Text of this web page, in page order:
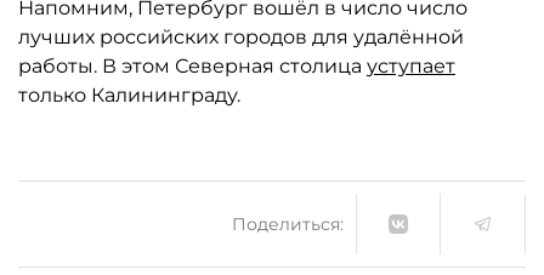
Напомним, Петербург вошёл в число число
лучших российских городов для удалённой
работы. В этом Северная столица уступает
только Калининграду.
Поделиться: